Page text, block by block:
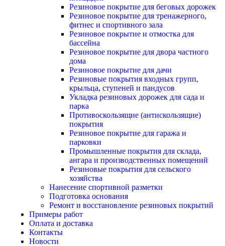
Резиновое покрытие для беговых дорожек
Резиновое покрытие для тренажерного,
фитнес и спортивного зала
Резиновое покрытие и отмостка для
бассейна
Резиновое покрытие для двора частного
дома
Резиновое покрытие для дачи
Резиновые покрытия входных групп,
крыльца, ступеней и пандусов
Укладка резиновых дорожек для сада и
парка
Противоскользящие (антискользящие)
покрытия
Резиновое покрытие для гаража и
парковки
Промышленные покрытия для склада,
ангара и производственных помещений
Резиновые покрытия для сельского
хозяйства
Нанесение спортивной разметки
Подготовка основания
Ремонт и восстановление резиновых покрытий
Примеры работ
Оплата и доставка
Контакты
Новости